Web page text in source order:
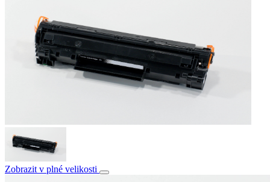
Zobrazit v plné velikosti